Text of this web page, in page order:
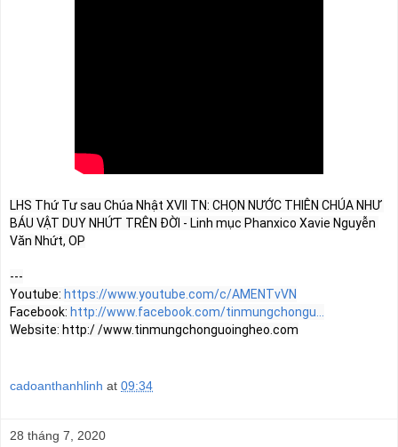
LHS Thứ Tư sau Chúa Nhật XVII TN: CHỌN NƯỚC THIÊN CHÚA NHƯ
BÁU VẬT DUY NHỨT TRÊN ĐỜI - Linh mục Phanxico Xavie Nguyễn
Văn Nhứt, OP
---
Youtube: https://www.youtube.com/c/AMENTvVN
Facebook: http://www.facebook.com/tinmungchongu...
Website: http:/ /www.tinmungchonguoingheo.com
cadoanthanhlinh at 09:34
28 tháng 7, 2020